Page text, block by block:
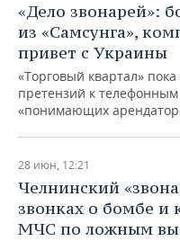
«Дело звонарей»:
из «Самсунга»,
привет с Украины
«Торговый квартал»
претензий к
«понимающих
28 июн, 12:21
Челнинский
звонках о бомбе и
МЧС по ложным